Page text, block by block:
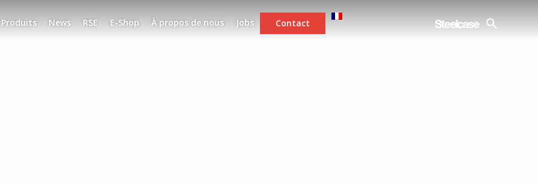
Produits News RSE E-Shop À propos de nous Jobs Contact